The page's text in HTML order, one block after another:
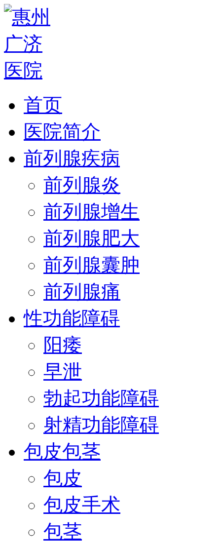
首页
医院简介
前列腺疾病
前列腺炎
前列腺增生
前列腺肥大
前列腺囊肿
前列腺痛
性功能障碍
阳痿
早泄
勃起功能障碍
射精功能障碍
包皮包茎
包皮
包皮手术
包茎